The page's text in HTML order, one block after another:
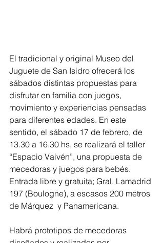
El tradicional y original Museo del
Juguete de San Isidro ofrecerá los
sábados distintas propuestas para
disfrutar en familia con juegos,
movimiento y experiencias pensadas
para diferentes edades. En este
sentido, el sábado 17 de febrero, de
13.30 a 16.30 hs, se realizará el taller
“Espacio Vaivén”, una propuesta de
mecedoras y juegos para bebés.
Entrada libre y gratuita; Gral. Lamadrid
197 (Boulogne), a escasos 200 metros
de Márquez  y Panamericana.
Habrá prototipos de mecedoras